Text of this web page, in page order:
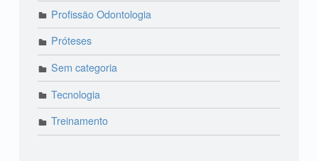
Profissão Odontologia
Próteses
Sem categoria
Tecnologia
Treinamento